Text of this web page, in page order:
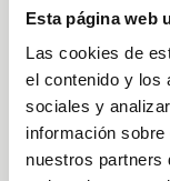
Esta página web
Las cookies de
el contenido y los
sociales y
información
nuestros partners
privado,
resto de la
Arnott.
En uno de
metros del
encuentra